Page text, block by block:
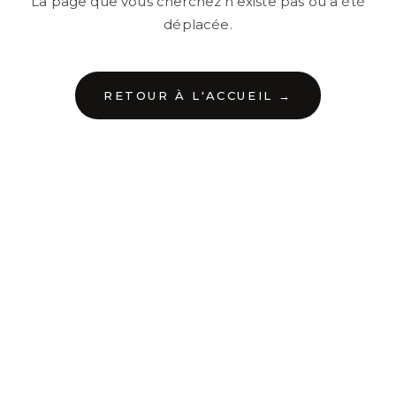
déplacée.
RETOUR À L'ACCUEIL →